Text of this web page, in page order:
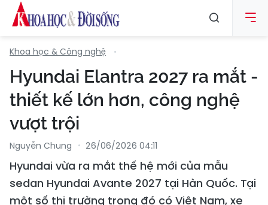
Khoa học & Công nghệ
Hyundai Elantra 2027 ra mắt -
thiết kế lớn hơn, công nghệ
vượt trội
Nguyễn Chung 26/06/2026 04:11
Hyundai vừa ra mắt thế hệ mới của mẫu
sedan Hyundai Avante 2027 tại Hàn Quốc. Tại
một số thị trường trong đó có Việt Nam, xe